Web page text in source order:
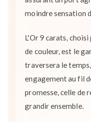
moindre sensation
L'Or 9 carats,
de couleur, est le
traversera le
engagement au fil
promesse, celle de
grandir ensemble.